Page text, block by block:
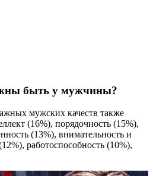
быть у мужчины?
мужских качеств также
(16%), порядочность (15%),
(13%), внимательность и
работоспособность (10%),